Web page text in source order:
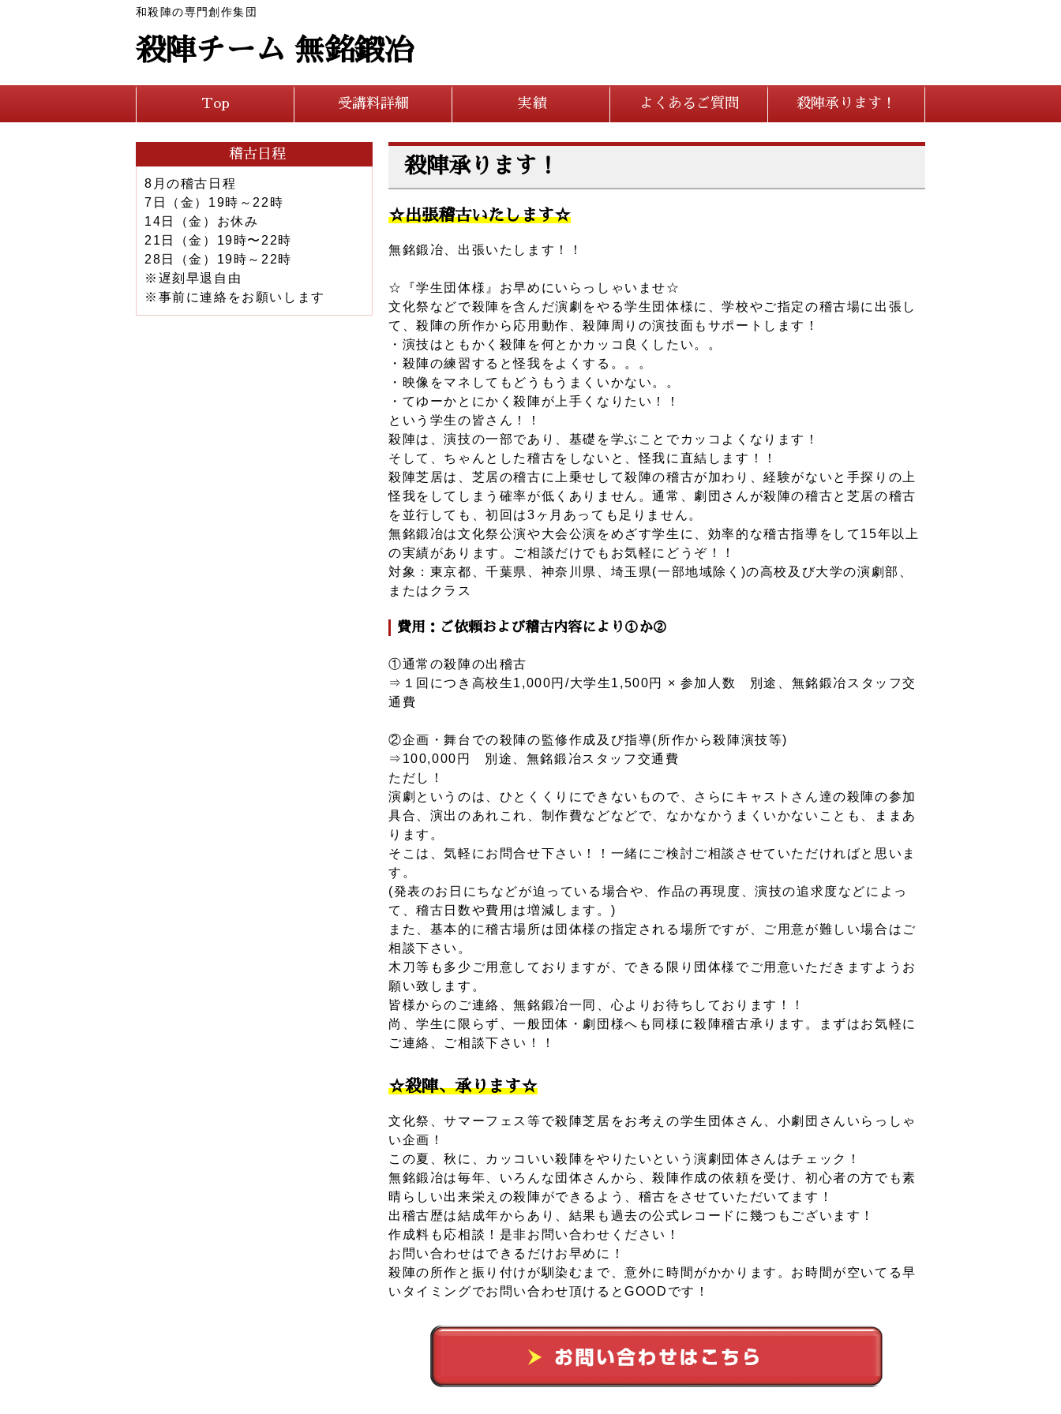
和殺陣の専門創作集団
殺陣チーム 無銘鍛冶
Top 受講料詳細 実績 よくあるご質問 殺陣承ります！
稽古日程
8月の稽古日程
7日（金）19時～22時
14日（金）お休み
21日（金）19時〜22時
28日（金）19時～22時
※遅刻早退自由
※事前に連絡をお願いします
殺陣承ります！
☆出張稽古いたします☆
無銘鍛冶、出張いたします！！
☆ 『学生団体様』お早めにいらっしゃいませ☆
文化祭などで殺陣を含んだ演劇をやる学生団体様に、学校やご指定の稽古場に出張し
て、殺陣の所作から応用動作、殺陣周りの演技面もサポートします！
・演技はともかく殺陣を何とかカッコ良くしたい。。
・殺陣の練習すると怪我をよくする。。。
・映像をマネしてもどうもうまくいかない。。
・てゆーかとにかく殺陣が上手くなりたい！！
という学生の皆さん！！
殺陣は、演技の一部であり、基礎を学ぶことでカッコよくなります！
そして、ちゃんとした稽古をしないと、怪我に直結します！！
殺陣芝居は、芝居の稽古に上乗せして殺陣の稽古が加わり、経験がないと手探りの上
怪我をしてしまう確率が低くありません。通常、劇団さんが殺陣の稽古と芝居の稽古
を並行しても、初回は3ヶ月あっても足りません。
無銘鍛冶は文化祭公演や大会公演をめざす学生に、効率的な稽古指導をして15年以上
の実績があります。ご相談だけでもお気軽にどうぞ！！
対象：東京都、千葉県、神奈川県、埼玉県(一部地域除く)の高校及び大学の演劇部、
またはクラス
費用：ご依頼および稽古内容により①か②
①通常の殺陣の出稽古
⇒１回につき高校生1,000円/大学生1,500円 × 参加人数 別途、無銘鍛冶スタッフ交
通費
②企画・舞台での殺陣の監修作成及び指導(所作から殺陣演技等)
⇒100,000円 別途、無銘鍛冶スタッフ交通費
ただし！
演劇というのは、ひとくくりにできないもので、さらにキャストさん達の殺陣の参加
具合、演出のあれこれ、制作費などなどで、なかなかうまくいかないことも、ままあ
ります。
そこは、気軽にお問合せ下さい！！ 一緒にご検討ご相談させていただければと思いま
す。
(発表のお日にちなどが迫っている場合や、作品の再現度、演技の追求度などによっ
て、稽古日数や費用は増減します。)
また、基本的に稽古場所は団体様の指定される場所ですが、ご用意が難しい場合はご
相談下さい。
木刀等も多少ご用意しておりますが、できる限り団体様でご用意いただきますようお
願い致します。
皆様からのご連絡、無銘鍛冶一同、心よりお待ちしております！！
尚、学生に限らず、一般団体・劇団様へも同様に殺陣稽古承ります。まずはお気軽に
ご連絡、ご相談下さい！！
☆殺陣、承ります☆
文化祭、サマーフェス等で殺陣芝居をお考えの学生団体さん、小劇団さんいらっしゃ
い企画！
この夏、秋に、カッコいい殺陣をやりたいという演劇団体さんはチェック！
無銘鍛冶は毎年、いろんな団体さんから、殺陣作成の依頼を受け、初心者の方でも素
晴らしい出来栄えの殺陣ができるよう、稽古をさせていただいてます！
出稽古歴は結成年からあり、結果も過去の公式レコードに幾つもございます！
作成料も応相談！是非お問い合わせください！
お問い合わせはできるだけお早めに！
殺陣の所作と振り付けが馴染むまで、意外に時間がかかります。お時間が空いてる早
いタイミングでお問い合わせ頂けるとGOODです！